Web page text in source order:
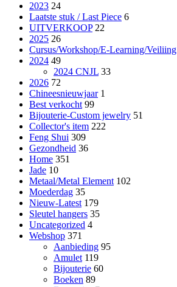
2023 24
Laatste stuk / Last Piece 6
UITVERKOOP 22
2025 26
Cursus/Workshop/E-Learning/Veiliing
2024 49
2024 CNJL 33
2026 72
Chineesnieuwjaar 1
Best verkocht 99
Bijouterie-Custom jewelry 51
Collector's item 222
Feng Shui 309
Gezondheid 36
Home 351
Jade 10
Metaal/Metal Element 102
Moederdag 35
Nieuw-Latest 179
Sleutel hangers 35
Uncategorized 4
Webshop 371
Aanbieding 95
Amulet 119
Bijouterie 60
Boeken 89